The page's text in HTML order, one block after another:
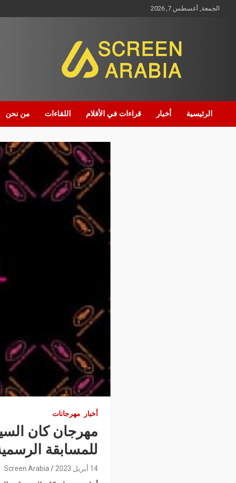
الجمعة, أغسطس 7, 2026
Screen Arabia
الرئيسية أخبار قراءات في الأفلام اللقاءات من نحن
أخبار مهرجانات
للمسابقة الرسمية
14 أبريل 2023 Screen Arabia